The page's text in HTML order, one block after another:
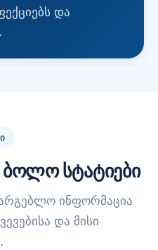
და
ბოლო სტატიები
ინფორმაცია
და მისი